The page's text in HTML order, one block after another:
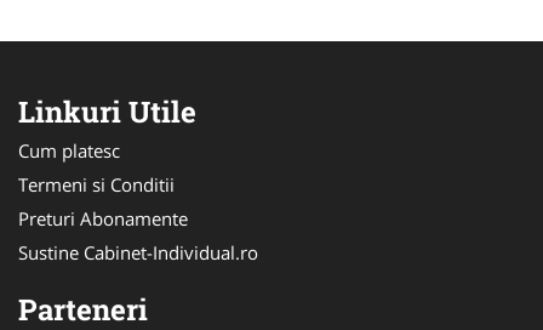
Linkuri Utile
Cum platesc
Termeni si Conditii
Preturi Abonamente
Sustine Cabinet-Individual.ro
Parteneri